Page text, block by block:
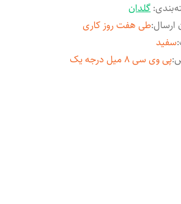
:گلدان
ارسال:طی هفت روز کاری
:سفید
:پی وی سی 8 میل درجه یک